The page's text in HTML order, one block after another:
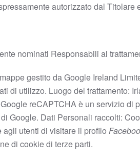
autorizzato dal
nominati Responsabili al
gestito da Google Ireland
di utilizzo. Luogo del trattamento:
reCAPTCHA è un servizio di
Google. Dati Personali raccolti:
agli utenti di visitare il profilo
di cookie di terze parti.